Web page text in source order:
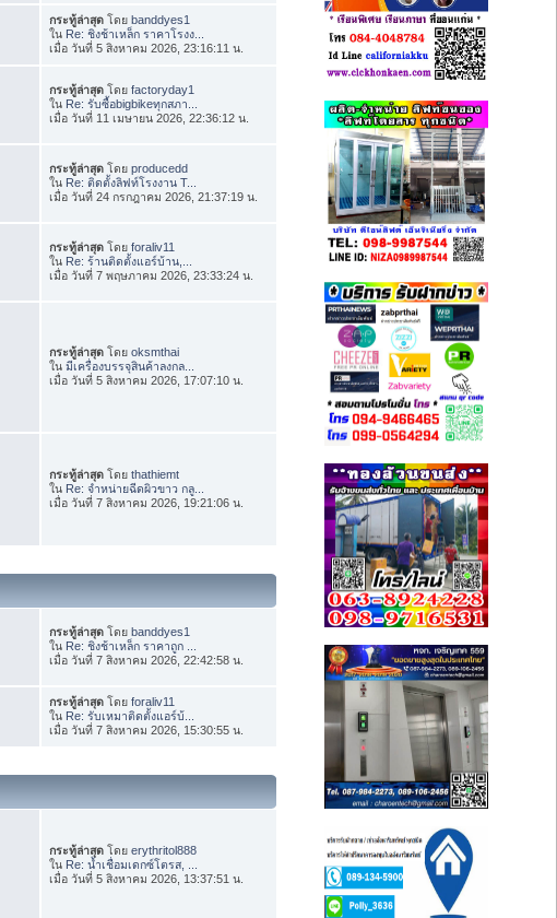
กระทู้ล่าสุด โดยbanddyes1
ใน Re: ชิงช้าเหล็ก ราคาโรงง...
เมื่อ วันที่ 5 สิงหาคม 2026, 23:16:11 น.
กระทู้ล่าสุด โดยfactoryday1
ใน Re: รับซื้อbigbikeทุกสภา...
เมื่อ วันที่ 11 เมษายน 2026, 22:36:12 น.
กระทู้ล่าสุด โดยproducedd
ใน Re: ติดตั้งลิฟท์โรงงาน T...
เมื่อ วันที่ 24 กรกฎาคม 2026, 21:37:19 น.
กระทู้ล่าสุด โดยforaliv11
ใน Re: ร้านติดตั้งแอร์บ้าน,...
เมื่อ วันที่ 7 พฤษภาคม 2026, 23:33:24 น.
กระทู้ล่าสุด โดยoksmthai
ในมีเครื่องบรรจุสินค้าลงกล...
เมื่อ วันที่ 5 สิงหาคม 2026, 17:07:10 น.
กระทู้ล่าสุด โดยthathiemt
ใน Re: จำหน่ายฉีดผิวขาว กลู...
เมื่อ วันที่ 7 สิงหาคม 2026, 19:21:06 น.
กระทู้ล่าสุด โดยbanddyes1
ใน Re: ชิงช้าเหล็ก ราคาถูก ...
เมื่อ วันที่ 7 สิงหาคม 2026, 22:42:58 น.
กระทู้ล่าสุด โดยforaliv11
ใน Re: รับเหมาติดตั้งแอร์บ้...
เมื่อ วันที่ 7 สิงหาคม 2026, 15:30:55 น.
กระทู้ล่าสุด โดยerythritol888
ใน Re: น้ำเชื่อมเดกซ์โตรส, ...
เมื่อ วันที่ 5 สิงหาคม 2026, 13:37:51 น.